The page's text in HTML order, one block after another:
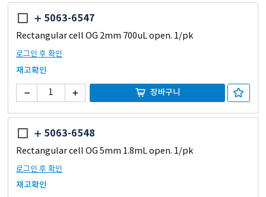
5063-6547
Rectangular cell OG 2mm 700uL open. 1/pk
로그인 후 확인
재고확인
장바구니
5063-6548
Rectangular cell OG 5mm 1.8mL open. 1/pk
로그인 후 확인
재고확인